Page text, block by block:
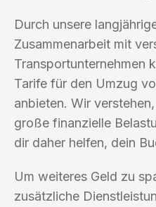
Durch unsere
Zusammenarbeit mit
Transportunternehmen
Tarife für den Umzug
anbieten. Wir
große finanzielle
dir daher helfen, dein
Um weiteres Geld zu
zusätzliche